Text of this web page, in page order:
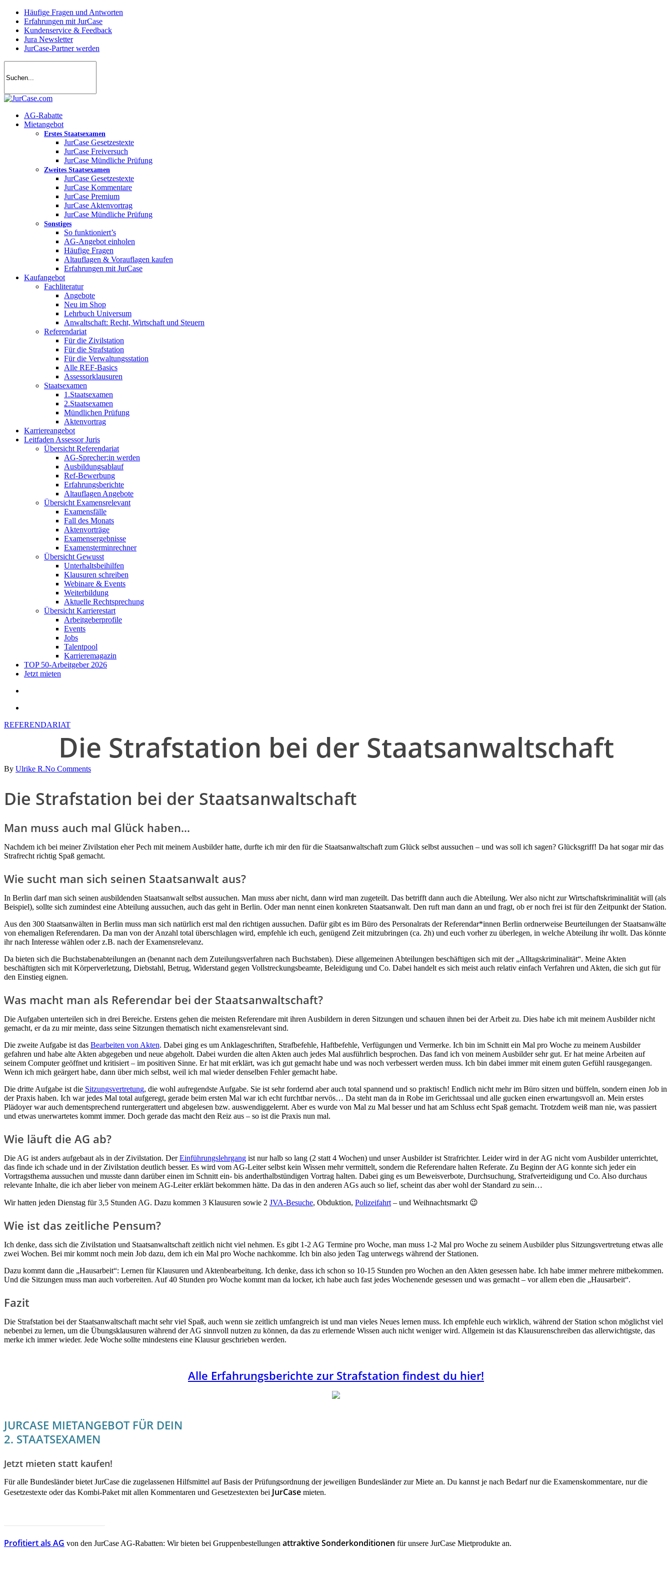
Skip
main
content
Häufige Fragen und Antworten
Erfahrungen mit JurCase
Kundenservice & Feedback
Jura Newsletter
JurCase-Partner werden
search
account
Menu
AG-Rabatte
Mietangebot
Erstes Staatsexamen
JurCase Gesetzestexte
JurCase Freiversuch
JurCase Mündliche Prüfung
Zweites Staatsexamen
JurCase Gesetzestexte
JurCase Kommentare
JurCase Premium
JurCase Aktenvortrag
JurCase Mündliche Prüfung
Sonstiges
So funktioniert’s
AG-Angebot einholen
Häufige Fragen
Altauflagen & Vorauflagen kaufen
Erfahrungen mit JurCase
Kaufangebot
Fachliteratur
Angebote
Neu im Shop
Lehrbuch Universum
Anwaltschaft: Recht, Wirtschaft und Steuern
Referendariat
Für die Zivilstation
Für die Strafstation
Für die Verwaltungsstation
Alle REF-Basics
Assessorklausuren
Staatsexamen
1.Staatsexamen
2.Staatsexamen
Mündlichen Prüfung
Aktenvortrag
Karriereangebot
Leitfaden Assessor Juris
Übersicht Referendariat
AG-Sprecher:in werden
Ausbildungsablauf
Ref-Bewerbung
Erfahrungsberichte
Altauflagen Angebote
Übersicht Examensrelevant
Examensfälle
Fall des Monats
Aktenvorträge
Examensergebnisse
Examensterminrechner
Übersicht Gewusst
Unterhaltsbeihilfen
Klausuren schreiben
Webinare & Events
Weiterbildung
Aktuelle Rechtsprechung
Übersicht Karrierestart
Arbeitgeberprofile
Events
Jobs
Talentpool
Karrieremagazin
TOP 50-Arbeitgeber 2026
Jetzt mieten
REFERENDARIAT
Die Strafstation bei der Staatsanwaltschaft
By Ulrike R.No Comments
Die Strafstation bei der Staatsanwaltschaft
Man muss auch mal Glück haben…
Nachdem ich bei meiner Zivilstation eher Pech mit meinem Ausbilder hatte, durfte ich mir den für die Staatsanwaltschaft zum Glück selbst aussuchen – und was soll ich sagen? Glücksgriff! Da hat sogar mir das
Strafrecht richtig Spaß gemacht.
Wie sucht man sich seinen Staatsanwalt aus?
In Berlin darf man sich seinen ausbildenden Staatsanwalt selbst aussuchen. Man muss aber nicht, dann wird man zugeteilt. Das betrifft dann auch die Abteilung. Wer also nicht zur Wirtschaftskriminalität will (als
Beispiel), sollte sich zumindest eine Abteilung aussuchen, auch das geht in Berlin. Oder man nennt einen konkreten Staatsanwalt. Den ruft man dann an und fragt, ob er noch frei ist für den Zeitpunkt der Station.
Aus den 300 Staatsanwälten in Berlin muss man sich natürlich erst mal den richtigen aussuchen. Dafür gibt es im Büro des Personalrats der Referendar*innen Berlin ordnerweise Beurteilungen der Staatsanwälte
von ehemaligen Referendaren. Da man von der Anzahl total überschlagen wird, empfehle ich euch, genügend Zeit mitzubringen (ca. 2h) und euch vorher zu überlegen, in welche Abteilung ihr wollt. Das könnte
ihr nach Interesse wählen oder z.B. nach der Examensrelevanz.
Da bieten sich die Buchstabenabteilungen an (benannt nach dem Zuteilungsverfahren nach Buchstaben). Diese allgemeinen Abteilungen beschäftigen sich mit der „Alltagskriminalität“. Meine Akten
beschäftigten sich mit Körperverletzung, Diebstahl, Betrug, Widerstand gegen Vollstreckungsbeamte, Beleidigung und Co. Dabei handelt es sich meist auch relativ einfach Verfahren und Akten, die sich gut für
den Einstieg eignen.
Was macht man als Referendar bei der Staatsanwaltschaft?
Die Aufgaben unterteilen sich in drei Bereiche. Erstens gehen die meisten Referendare mit ihren Ausbildern in deren Sitzungen und schauen ihnen bei der Arbeit zu. Dies habe ich mit meinem Ausbilder nicht
gemacht, er da zu mir meinte, dass seine Sitzungen thematisch nicht examensrelevant sind.
Die zweite Aufgabe ist das Bearbeiten von Akten. Dabei ging es um Anklageschriften, Strafbefehle, Haftbefehle, Verfügungen und Vermerke. Ich bin im Schnitt ein Mal pro Woche zu meinem Ausbilder
gefahren und habe alte Akten abgegeben und neue abgeholt. Dabei wurden die alten Akten auch jedes Mal ausführlich besprochen. Das fand ich von meinem Ausbilder sehr gut. Er hat meine Arbeiten auf
seinem Computer geöffnet und kritisiert – im positiven Sinne. Er hat mit erklärt, was ich gut gemacht habe und was noch verbessert werden muss. Ich bin dabei immer mit einem guten Gefühl rausgegangen.
Wenn ich mich geärgert habe, dann über mich selbst, weil ich mal wieder denselben Fehler gemacht habe.
Die dritte Aufgabe ist die Sitzungsvertretung, die wohl aufregendste Aufgabe. Sie ist sehr fordernd aber auch total spannend und so praktisch! Endlich nicht mehr im Büro sitzen und büffeln, sondern einen Job in
der Praxis haben. Ich war jedes Mal total aufgeregt, gerade beim ersten Mal war ich echt furchtbar nervös… Da steht man da in Robe im Gerichtssaal und alle gucken einen erwartungsvoll an. Mein erstes
Plädoyer war auch dementsprechend runtergerattert und abgelesen bzw. auswendiggelernt. Aber es wurde von Mal zu Mal besser und hat am Schluss echt Spaß gemacht. Trotzdem weiß man nie, was passiert
und etwas unerwartetes kommt immer. Doch gerade das macht den Reiz aus – so ist die Praxis nun mal.
Wie läuft die AG ab?
Die AG ist anders aufgebaut als in der Zivilstation. DerEinführungslehrgang ist nur halb so lang (2 statt 4 Wochen) und unser Ausbilder ist Strafrichter. Leider wird in der AG nicht vom Ausbilder unterrichtet,
das finde ich schade und in der Zivilstation deutlich besser. Es wird vom AG-Leiter selbst kein Wissen mehr vermittelt, sondern die Referendare halten Referate. Zu Beginn der AG konnte sich jeder ein
Vortragsthema aussuchen und musste dann darüber einen im Schnitt ein- bis anderthalbstündigen Vortrag halten. Dabei ging es um Beweisverbote, Durchsuchung, Strafverteidigung und Co. Also durchaus
relevante Inhalte, die ich aber lieber von meinem AG-Leiter erklärt bekommen hätte. Da das in den anderen AGs auch so lief, scheint das aber wohl der Standard zu sein…
Wir hatten jeden Dienstag für 3,5 Stunden AG. Dazu kommen 3 Klausuren sowie 2 JVA-Besuche, Obduktion, Polizeifahrt – und Weihnachtsmarkt 😉
Wie ist das zeitliche Pensum?
Ich denke, dass sich die Zivilstation und Staatsanwaltschaft zeitlich nicht viel nehmen. Es gibt 1-2 AG Termine pro Woche, man muss 1-2 Mal pro Woche zu seinem Ausbilder plus Sitzungsvertretung etwas alle
zwei Wochen. Bei mir kommt noch mein Job dazu, dem ich ein Mal pro Woche nachkomme. Ich bin also jeden Tag unterwegs während der Stationen.
Dazu kommt dann die „Hausarbeit“: Lernen für Klausuren und Aktenbearbeitung. Ich denke, dass ich schon so 10-15 Stunden pro Wochen an den Akten gesessen habe. Ich habe immer mehrere mitbekommen.
Und die Sitzungen muss man auch vorbereiten. Auf 40 Stunden pro Woche kommt man da locker, ich habe auch fast jedes Wochenende gesessen und was gemacht – vor allem eben die „Hausarbeit“.
Fazit
Die Strafstation bei der Staatsanwaltschaft macht sehr viel Spaß, auch wenn sie zeitlich umfangreich ist und man vieles Neues lernen muss. Ich empfehle euch wirklich, während der Station schon möglichst viel
nebenbei zu lernen, um die Übungsklausuren während der AG sinnvoll nutzen zu können, da das zu erlernende Wissen auch nicht weniger wird. Allgemein ist das Klausurenschreiben das allerwichtigste, das
merke ich immer wieder. Jede Woche sollte mindestens eine Klausur geschrieben werden.
Alle Erfahrungsberichte zur Strafstation findest du hier!
JURCASE MIETANGEBOT FÜR DEIN
2. STAATSEXAMEN
Jetzt mieten statt kaufen!
Für alle Bundesländer bietet JurCase die zugelassenen Hilfsmittel auf Basis der Prüfungsordnung der jeweiligen Bundesländer zur Miete an. Du kannst je nach Bedarf nur die Examenskommentare, nur die
Gesetzestexte oder das Kombi-Paket mit allen Kommentaren und Gesetzestexten bei JurCase mieten.
Profitiert als AG von den JurCase AG-Rabatten: Wir bieten bei Gruppenbestellungen attraktive Sonderkonditionen für unsere JurCase Mietprodukte an.